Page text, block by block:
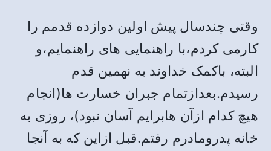
وقتی چندسال پیش اولین دوازده قدمم را
کارمی کردم،با راهنمایی های راهنمایم،و
البته، باکمک خداوند به نهمین قدم
رسیدم.بعدازتمام جبران خسارت ها(انجام
هیچ کدام ازآن هابرایم آسان نبود)، روزی به
خانه پدرومادرم رفتم.قبل ازاین که به آنجا